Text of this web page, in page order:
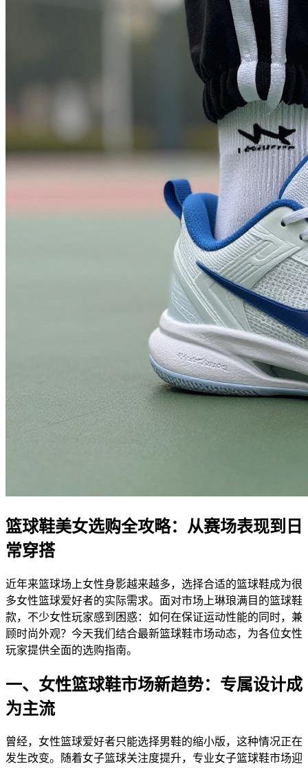
篮球鞋美女选购全攻略：从赛场表现到日
常穿搭
近年来篮球场上女性身影越来越多，选择合适的篮球鞋成为很
多女性篮球爱好者的实际需求。面对市场上琳琅满目的篮球鞋
款，不少女性玩家感到困惑：如何在保证运动性能的同时，兼
顾时尚外观？今天我们结合最新篮球鞋市场动态，为各位女性
玩家提供全面的选购指南。
一、女性篮球鞋市场新趋势：专属设计成
为主流
曾经，女性篮球爱好者只能选择男鞋的缩小版，这种情况正在
发生改变。随着女子篮球关注度提升，专业女子篮球鞋市场迎